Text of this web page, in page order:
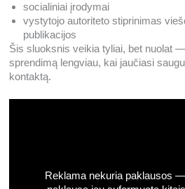
socialiniai įrodymai
vystytojo autoriteto stiprinimas
publikacijos
Šis sluoksnis veikia tyliai, bet nuolat
sprendimą lengviau, kai jaučiasi
kontaktą.
Reklama nekuria paklausos